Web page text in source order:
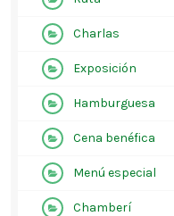
Charlas
Exposición
Hamburguesa
Cena benéfica
Menú especial
Chamberí